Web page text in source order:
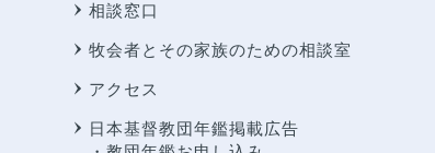
相談窓口
牧会者とその家族のための相談室
アクセス
日本基督教団年鑑掲載広告